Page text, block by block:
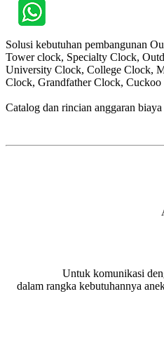
Solusi kebutuhan pembangunan
Tower clock, Specialty Clock,
University Clock, College Clock,
Clock, Grandfather Clock,
Catalog dan rincian anggaran
Untuk komunikasi
dalam rangka kebutuhannya